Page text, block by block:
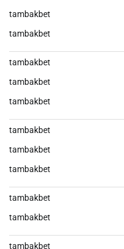
tambakbet
tambakbet
tambakbet
tambakbet
tambakbet
tambakbet
tambakbet
tambakbet
tambakbet
tambakbet
tambakbet